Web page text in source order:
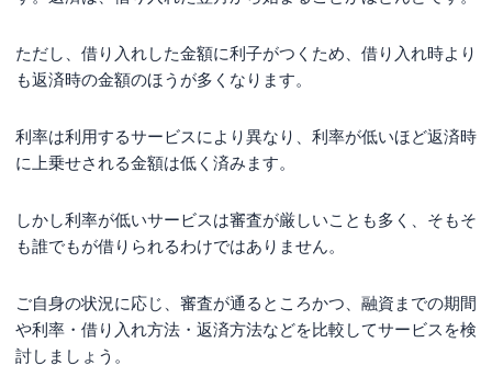
ただし、借り入れした金額に利子がつくため、借り入れ時より
も返済時の金額のほうが多くなります。
利率は利用するサービスにより異なり、利率が低いほど返済時
に上乗せされる金額は低く済みます。
しかし利率が低いサービスは審査が厳しいことも多く、そもそ
も誰でもが借りられるわけではありません。
ご自身の状況に応じ、審査が通るところかつ、融資までの期間
や利率・借り入れ方法・返済方法などを比較してサービスを検
討しましょう。